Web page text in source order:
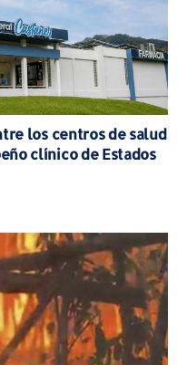
los centros de salud
clínico de Estados